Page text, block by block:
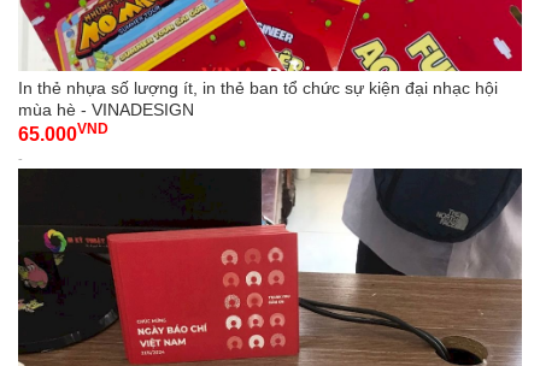
In thẻ nhựa số lượng ít, in thẻ ban tổ chức sự kiện đại nhạc hội
mùa hè - VINADESIGN
65.000VND
-